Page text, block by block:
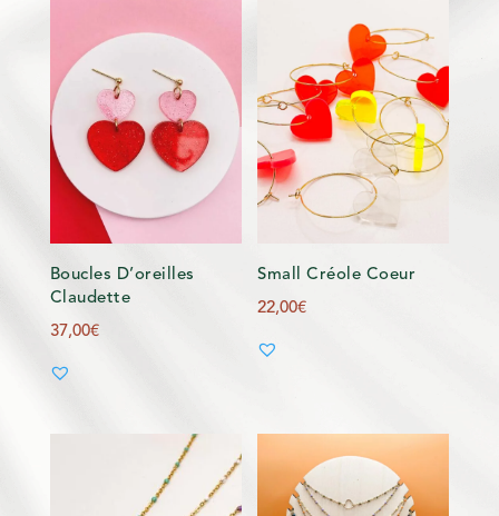
Boucles D’oreilles
Claudette
37,00€
Small Créole Coeur
22,00€